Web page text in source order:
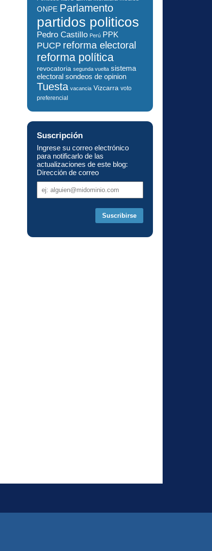
ONPE Parlamento
partidos politicos
Pedro Castillo Perú PPK
PUCP reforma electoral
reforma política
revocatoria segunda vuelta sistema
electoral sondeos de opinion
Tuesta vacancia Vizcarra voto
preferencial
Suscripción
Ingrese su correo electrónico
para notificarlo de las
actualizaciones de este blog:
Dirección de correo
de